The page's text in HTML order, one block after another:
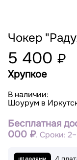
Чокер
5 400 ₽
Хрупкое
В наличии:
Шоурум в
Бесплатная
000 ₽. Сроки: